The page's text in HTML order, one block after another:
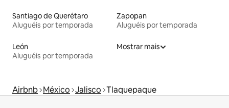
Santiago de Querétaro
Aluguéis por temporada
Zapopan
Aluguéis por temporada
León
Aluguéis por temporada
Mostrar mais
Airbnb México Jalisco Tlaquepaque